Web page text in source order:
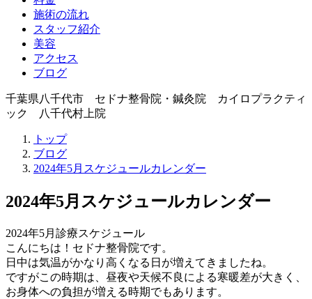
施術の流れ
スタッフ紹介
美容
アクセス
ブログ
千葉県八千代市 セドナ整骨院・鍼灸院 カイロプラクティ
ック 八千代村上院
トップ
ブログ
2024年5月スケジュールカレンダー
2024年5月スケジュールカレンダー
2024年5月診療スケジュール
こんにちは！セドナ整骨院です。
日中は気温がかなり高くなる日が増えてきましたね。
ですがこの時期は、昼夜や天候不良による寒暖差が大きく、
お身体への負担が増える時期でもあります。